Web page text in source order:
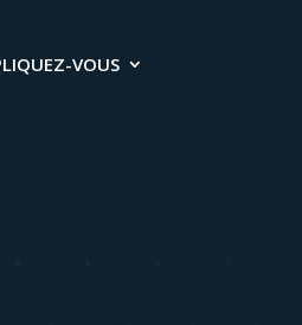
VOUS